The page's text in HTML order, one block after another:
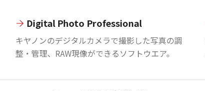
Digital Photo Professional
キヤノンのデジタルカメラで撮影した写真の調
整・管理、RAW現像ができるソフトウエア。